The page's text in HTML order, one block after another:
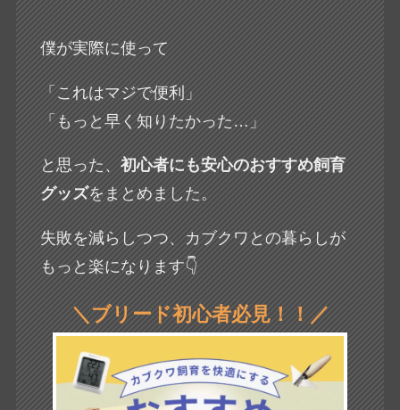
僕が実際に使って
「これはマジで便利」
「もっと早く知りたかった…」
と思った、 初心者にも安心のおすすめ飼育
グッズをまとめました。
失敗を減らしつつ、カブクワとの暮らしが
もっと楽になります👇
＼ブリード初心者必見！！ ／